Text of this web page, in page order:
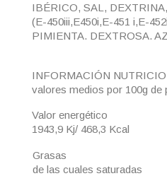
IBÉRICO, SAL,
(E-450iii,E450i,E-451 i,E-
PIMIENTA. DEXTROSA.
INFORMACIÓN
valores medios por 100g de
Valor energético
1943,9 Kj/ 468,3 Kcal
Grasas
de las cuales saturadas